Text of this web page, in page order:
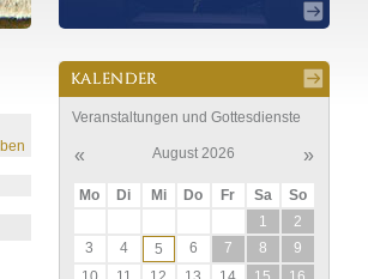
Veranstaltungen und Gottesdienste
« August 2026 »
Mo Di Mi Do Fr Sa
So
1
2
3
4 5 6 7 8
9